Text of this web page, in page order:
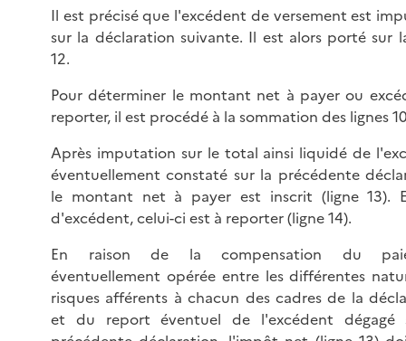
Il est précisé que l'excédent de versement est
sur la déclaration suivante. Il est alors porté sur
12.
Pour déterminer le montant net à payer ou
reporter, il est procédé à la sommation des lignes
Après imputation sur le total ainsi liquidé de
éventuellement constaté sur la précédente
le montant net à payer est inscrit (ligne 13).
d'excédent, celui-ci est à reporter (ligne 14).
En raison de la compensation du
éventuellement opérée entre les différentes
risques afférents à chacun des cadres de la
et du report éventuel de l'excédent dégagé